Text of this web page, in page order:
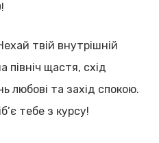
твій внутрішній
північ щастя, схід
любові та захід спокою.
тебе з курсу!